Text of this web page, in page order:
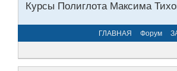
Курсы Полиглота Максима
ГЛАВНАЯ Форум